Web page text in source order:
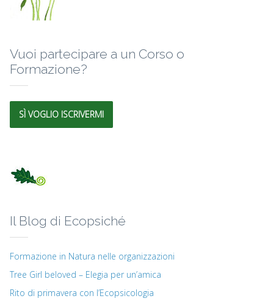
Vuoi partecipare a un Corso o
Formazione?
SÌ VOGLIO ISCRIVERMI
Il Blog di Ecopsiché
Formazione in Natura nelle organizzazioni
Tree Girl beloved – Elegia per un’amica
Rito di primavera con l’Ecopsicologia